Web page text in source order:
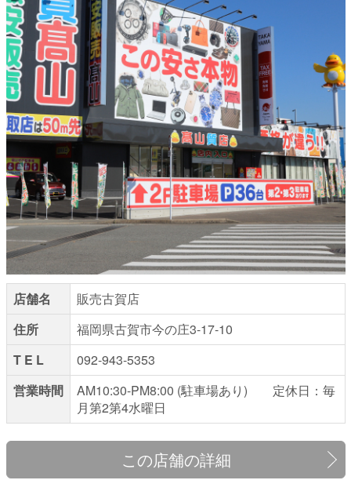
店舗名
販売古賀店
住所
福岡県古賀市今の庄3-17-10
T E L
092-943-5353
営業時間
AM10:30-PM8:00 (駐車場あり) 定休日：毎
月第2第4水曜日
この店舗の詳細